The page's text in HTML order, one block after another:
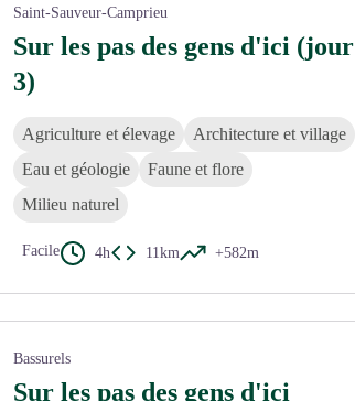
Saint-Sauveur-Camprieu
Sur les pas des gens d'ici (jour
3)
Agriculture et élevage
Architecture et village
Eau et géologie
Faune et flore
Milieu naturel
Facile 4h 11km +582m
Bassurels
Sur les pas des gens d'ici